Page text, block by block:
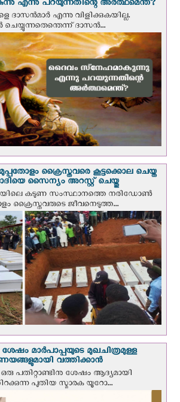
എന്നു പറയുന്നതിന്റെ അർത്ഥമെന്ത്?
ദാസന്‍മാര്‍ എന്നു വിളിക്കുകയില്ല.
ദാസന്‍...
ക്രൈസ്തവരെ കൂട്ടക്കൊല ചെയ്ത
സൈന്യം അറസ്റ്റ് ചെയ്തു
കടുണ സംസ്ഥാനത്തെ നരിഡോൺ
ക്രൈസ്തവരുടെ ജീവനെടുത്ത...
മാർപാപ്പയുടെ മുഖചിത്രമുള്ള
വത്തിക്കാന്‍
ഒരു പതിറ്റാണ്ടിനു ശേഷം ആദ്യമായി
പുതിയ സ്മാരക യൂറോ...